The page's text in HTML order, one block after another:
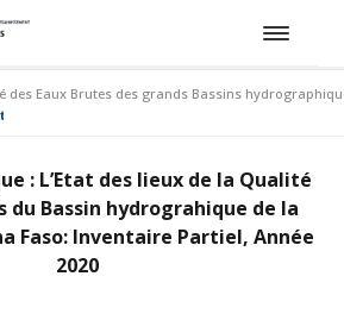
des Eaux Brutes des grands Bassins
des lieux de la Qualité des Eaux Brutes du
: L’Etat des lieux de la Qualité
du Bassin hydrograhique de la
Faso: Inventaire Partiel, Année
2020